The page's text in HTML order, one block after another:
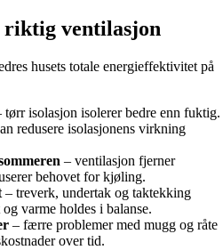
ventilasjon
husets totale energieffektivitet på
tørr isolasjon isolerer bedre enn fuktig.
redusere isolasjonens virkning
– ventilasjon fjerner
behovet for kjøling.
– treverk, undertak og taktekking
varme holdes i balanse.
– færre problemer med mugg og råte
over tid.